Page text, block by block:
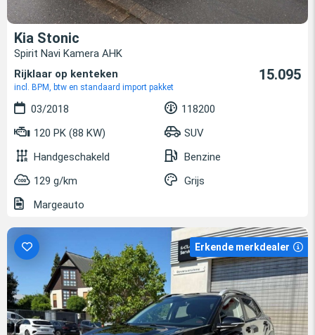
Kia Stonic
Spirit Navi Kamera AHK
Rijklaar op kenteken
incl. BPM, btw en standaard import pakket
15.095
03/2018
118200
120 PK (88 KW)
SUV
Handgeschakeld
Benzine
129 g/km
Grijs
Margeauto
Erkende merkdealer